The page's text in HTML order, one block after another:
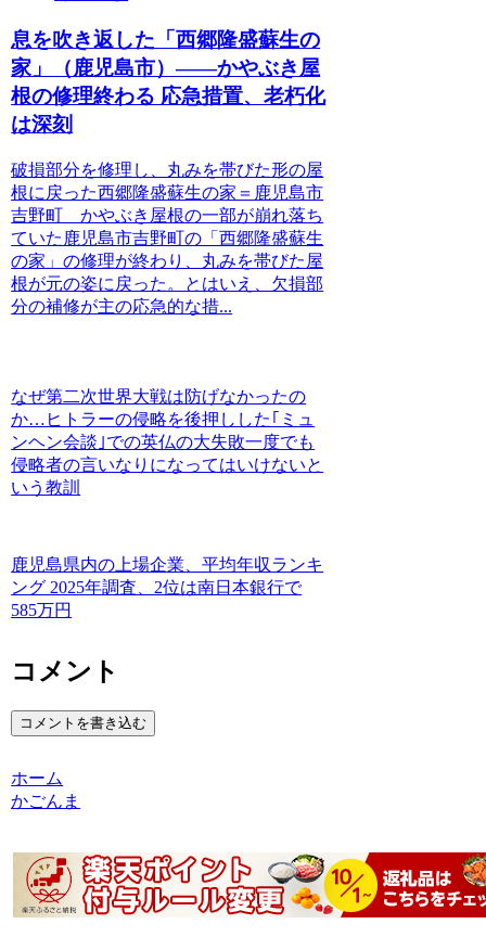
息を吹き返した「西郷隆盛蘇生の
家」（鹿児島市）――かやぶき屋
根の修理終わる 応急措置、老朽化
は深刻
破損部分を修理し、丸みを帯びた形の屋
根に戻った西郷隆盛蘇生の家＝鹿児島市
吉野町 かやぶき屋根の一部が崩れ落ち
ていた鹿児島市吉野町の「西郷隆盛蘇生
の家」の修理が終わり、丸みを帯びた屋
根が元の姿に戻った。とはいえ、欠損部
分の補修が主の応急的な措...
なぜ第二次世界大戦は防げなかったの
か…ヒトラーの侵略を後押しした｢ミュ
ンヘン会談｣での英仏の大失敗一度でも
侵略者の言いなりになってはいけないと
いう教訓
鹿児島県内の上場企業、平均年収ランキ
ング 2025年調査、2位は南日本銀行で
585万円
コメント
コメントを書き込む
ホーム
かごんま